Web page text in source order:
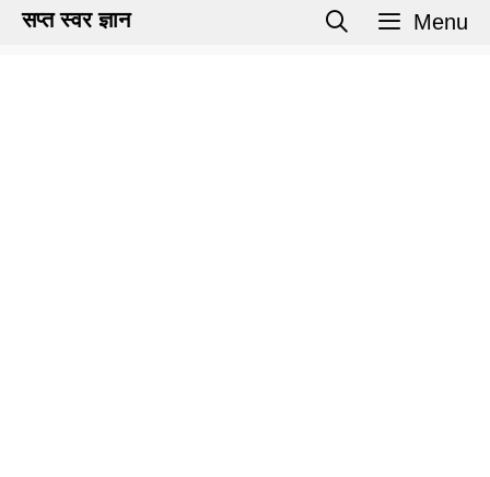
Skipसप्त स्वर ज्ञान Menu